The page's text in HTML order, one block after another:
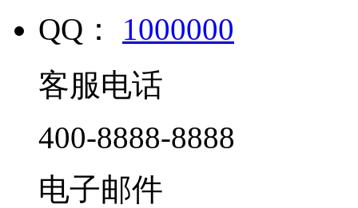
QQ： 1000000
客服电话
400-8888-8888
电子邮件